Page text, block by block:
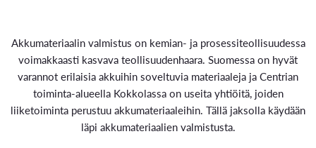
Akkumateriaalin valmistus on kemian- ja prosessiteollisuudessa
voimakkaasti kasvava teollisuudenhaara. Suomessa on hyvät
varannot erilaisia akkuihin soveltuvia materiaaleja ja Centrian
toiminta-alueella Kokkolassa on useita yhtiöitä, joiden
liiketoiminta perustuu akkumateriaaleihin. Tällä jaksolla käydään
läpi akkumateriaalien valmistusta.